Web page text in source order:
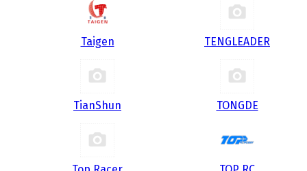
Taigen TENGLEADER
TianShun TONGDE